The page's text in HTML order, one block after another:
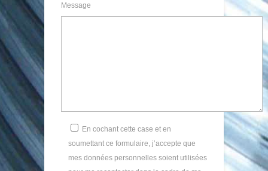
Message
En cochant cette case et en
soumettant ce formulaire, j’accepte que
mes données personnelles soient utilisées